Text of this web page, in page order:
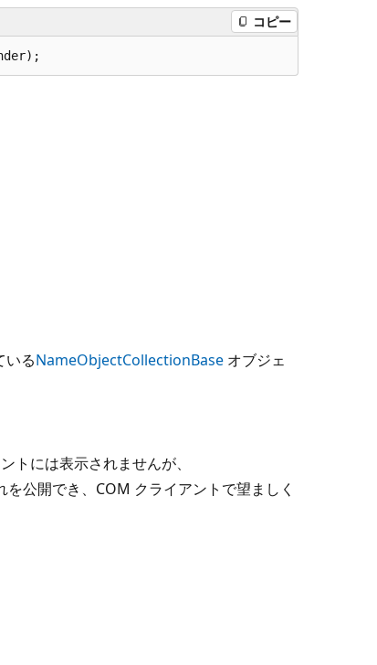
コピー
いるNameObjectCollectionBase オブジェ
トには表示されませんが、
公開でき、COM クライアントで望ましく